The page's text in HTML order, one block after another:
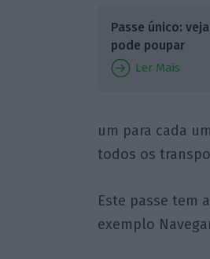
Passe único:
pode poupar
Ler Mais
um para cada
todos os
Este passe tem
exemplo